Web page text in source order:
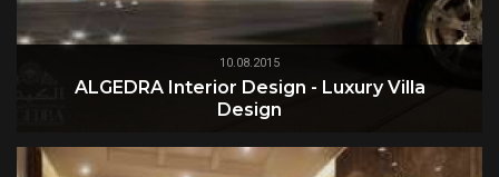
10.08.2015
ALGEDRA Interior Design - Luxury Villa
Design